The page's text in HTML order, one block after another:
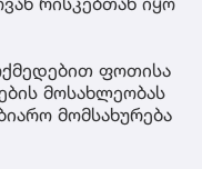
ფოთისა
მოსახლეობას
მომსახურება